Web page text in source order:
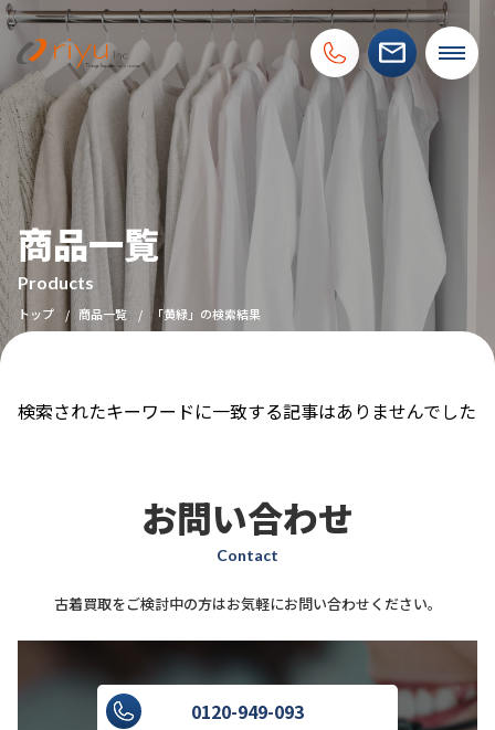
商品一覧
Products
トップ 商品一覧 「黄緑」の検索結果
検索されたキーワードに一致する記事はありませんでした
お問い合わせ
Contact
古着買取をご検討中の方はお気軽にお問い合わせください。
0120-949-093